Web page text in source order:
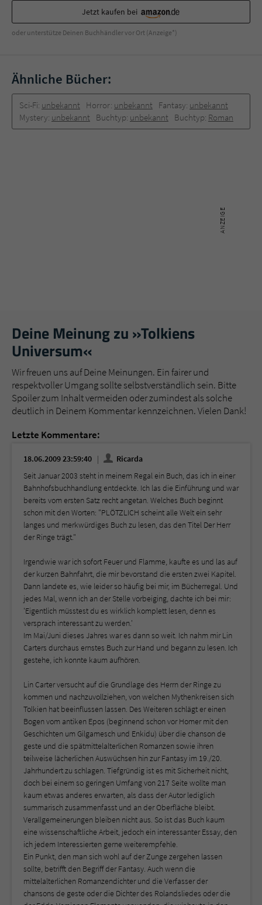
Jetzt kaufen bei
oder unterstütze Deinen Buchhändler vor Ort (Anzeige*)
Ähnliche Bücher:
Sci-Fi: unbekannt Horror: unbekannt Fantasy: unbekannt
Mystery: unbekannt Buchtyp: unbekannt Buchtyp: Roman
Deine Meinung zu »Tolkiens
Universum«
Wir freuen uns auf Deine Meinungen. Ein fairer und
respektvoller Umgang sollte selbstverständlich sein. Bitte
Spoiler zum Inhalt vermeiden oder zumindest als solche
deutlich in Deinem Kommentar kennzeichnen. Vielen Dank!
Letzte Kommentare:
18.06.2009 23:59:40
Ricarda
Seit Januar 2003 steht in meinem Regal ein Buch, das ich in einer
Bahnhofsbuchhandlung entdeckte. Ich las die Einführung und war
bereits vom ersten Satz recht angetan. Welches Buch beginnt
schon mit den Worten: "PLÖTZLICH scheint alle Welt ein sehr
langes und merkwürdiges Buch zu lesen, das den Titel Der Herr
der Ringe trägt."
Irgendwie war ich sofort Feuer und Flamme, kaufte es und las auf
der kurzen Bahnfahrt, die mir bevorstand die ersten zwei Kapitel.
Dann landete es, wie leider so häufig bei mir, im Bücherregal. Und
jedes Mal, wenn ich an der Stelle vorbeiging, dachte ich bei mir:
'Eigentlich müsstest du es wirklich komplett lesen, denn es
versprach interessant zu werden.'
Im Mai/Juni dieses Jahres war es dann so weit. Ich nahm mir Lin
Carters durchaus ernstes Buch zur Hand und begann zu lesen. Ich
gestehe, ich konnte kaum aufhören.
Lin Carter versucht auf die Grundlage des Herrn der Ringe zu
kommen und nachzuvollziehen, von welchen Mythenkreisen sich
Tolkien hat beeinflussen lassen. Des Weiteren schlägt er einen
Bogen vom antiken Epos (beginnend schon vor Homer mit den
Geschichten um Gilgamesch und Enkidu) über die chanson de
geste und die spätmittelalterlichen Romanzen sowie ihren
teilweise lächerlichen Auswüchsen hin zur Fantasy im 19./20.
Jahrhundert zu schlagen. Tiefgründig ist es mit Sicherheit nicht,
doch bei einem so geringen Umfang von 217 Seite wollte man
kaum etwas anderes erwarten, als dass der Autor lediglich
summarisch zusammenfasst und an der Oberfläche bleibt.
Verallgemeinerungen bleiben nicht aus. So ist das Buch kaum
eine wissenschaftliche Arbeit, jedoch ein interessanter Essay, den
ich jedem Interessierten gerne weiterempfehle.
Ein Punkt, den man sich wohl auf der Zunge zergehen lassen
sollte, betrifft den Begriff der Fantasy. Auch wenn die
mittelalterlichen Romanzendichter und die Verfasser der
chansons de geste oder die Dichter des Rolandsliedes oder die